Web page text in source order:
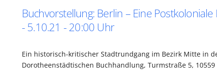
Buchvorstellung: Berlin – Eine
- 5.10.21 - 20:00 Uhr
Ein historisch-kritischer Stadtrundgang im Bezirk Mitte in
Dorotheenstädtischen Buchhandlung, Turmstraße 5,